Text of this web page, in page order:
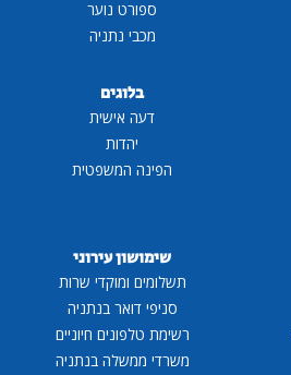
ספורט נוער
מכבי נתניה
בלוגים
דעה אישית
יהדות
הפינה המשפטית
שימושון עירוני
תשלומים ומוקדי שרות
סניפי דואר בנתניה
רשימת טלפונים חיוניים
משרדי ממשלה בנתניה